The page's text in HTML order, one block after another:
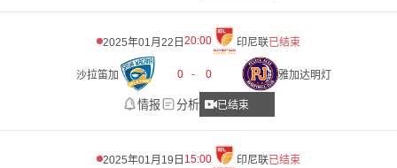
2025年01月22日 20:00 印尼联已结束
沙拉笛加 0 - 0 雅加达明灯
情报 分析 已结束
2025年01月19日 15:00 印尼联已结束